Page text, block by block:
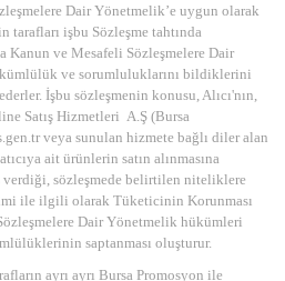
Dair Yönetmelik’e uygun olarak
tarafları işbu Sözleşme tahtında
Kanun ve Mesafeli Sözleşmelere Dair
ve sorumluluklarını bildiklerini
İşbu sözleşmenin konusu, Alıcı'nın,
Satış Hizmetleri A.Ş (Bursa
veya sunulan hizmete bağlı diler alan
ait ürünlerin satın alınmasına
sözleşmede belirtilen niteliklere
ile ilgili olarak Tüketicinin Korunması
Dair Yönetmelik hükümleri
saptanması oluşturur.
ayrı ayrı Bursa Promosyon ile